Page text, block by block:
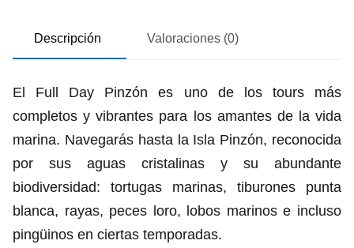
Descripción Valoraciones (0)
El Full Day Pinzón es uno de los tours más
completos y vibrantes para los amantes de la vida
marina. Navegarás hasta la Isla Pinzón, reconocida
por sus aguas cristalinas y su abundante
biodiversidad: tortugas marinas, tiburones punta
blanca, rayas, peces loro, lobos marinos e incluso
pingüinos en ciertas temporadas.